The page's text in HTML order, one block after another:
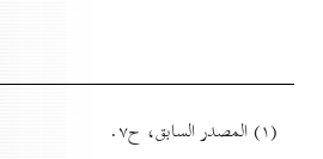
(۱) المصدر السابق، ح۷.